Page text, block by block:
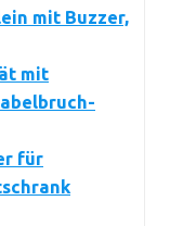
mit Buzzer,
mit
für